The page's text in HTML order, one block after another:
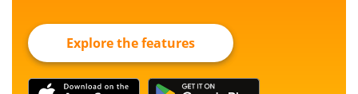
Explore the features